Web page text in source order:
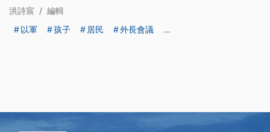
洪詩宸 / 編輯
以軍
孩子 居民 外長會議 ...